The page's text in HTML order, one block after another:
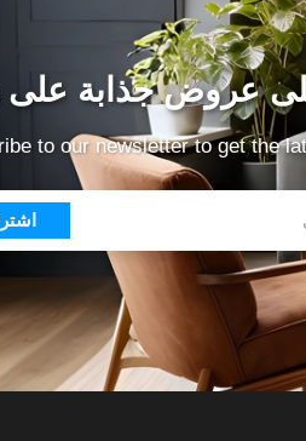
عروض جذابة على
to our newsletter to get the